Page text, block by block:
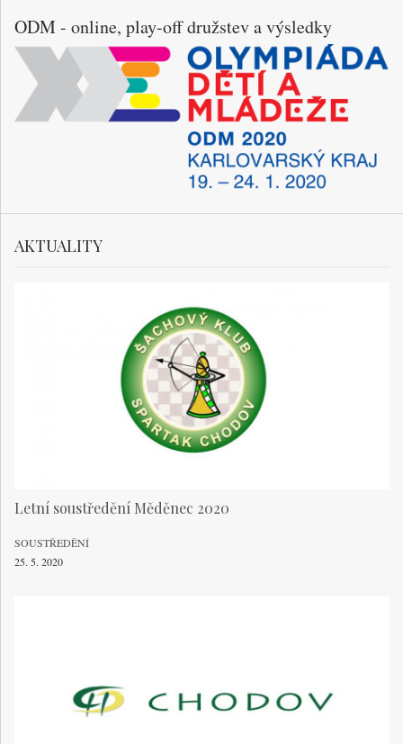
ODM - online, play-off družstev a výsledky
AKTUALITY
Letní soustředění Měděnec 2020
SOUSTŘEDĚNÍ
25. 5. 2020